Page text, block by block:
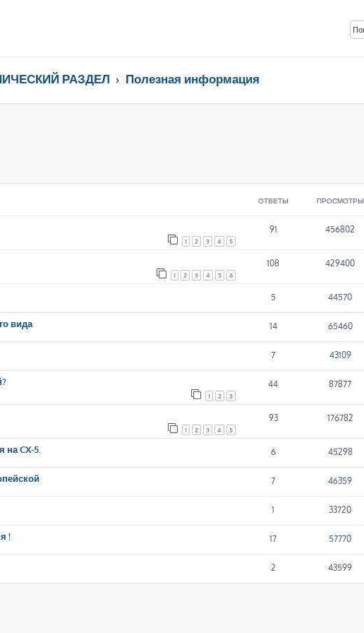
РАЗДЕЛ Полезная информация
ОТВЕТЫ ПРОСМОТРЫ
1 2 3 4 5
91 456802
1 2 3 4 5 6
108 429400
5 44570
вида 14 65460
7 43109
1 2 3
44 87877
1 2 3 4 5
93 176782
CX-5. 6 45298
7 46359
1 33720
! 17 57770
2 43599